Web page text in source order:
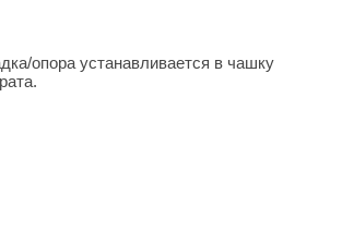
опора устанавливается в чашку